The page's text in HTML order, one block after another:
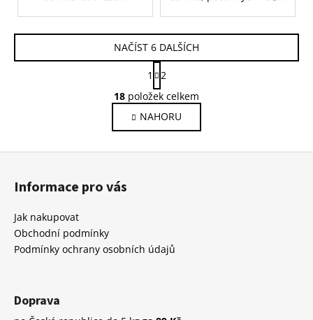
O
v
l
á
d
v
k
NAČÍST 6 DALŠÍCH
S
t
r
á
n
k
o
1
2
18 položek celkem
NAHORU
Z
Informace pro vás
Jak nakupovat
Obchodní podmínky
Podmínky ochrany osobních údajů
Doprava